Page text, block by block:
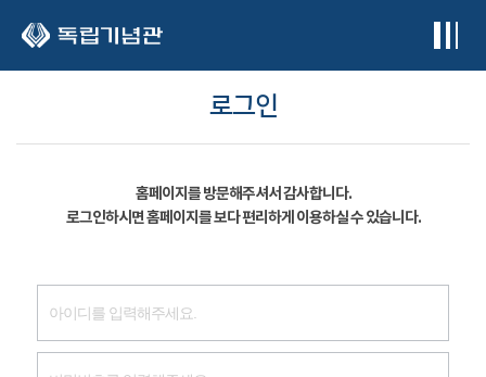
로그인
홈페이지를 방문해주셔서 감사합니다.
로그인하시면 홈페이지를 보다 편리하게 이용하실 수 있습니다.